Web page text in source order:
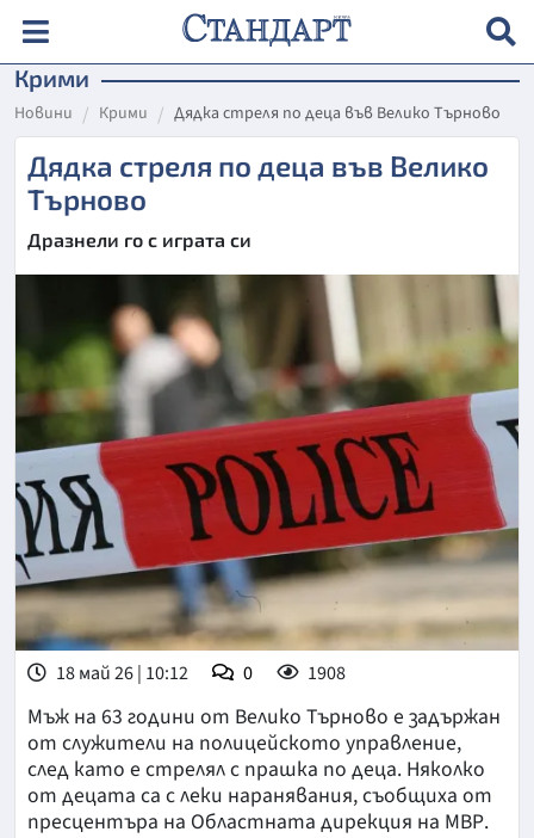
Крими
Новини Крими Дядка стреля по деца във Велико Търново
Дядка стреля по деца във Велико
Търново
Дразнели го с играта си
18 май 26 | 10:12 0 1908
Мъж на 63 години от Велико Търново е задържан
от служители на полицейското управление,
след като е стрелял с прашка по деца. Няколко
от децата са с леки наранявания, съобщиха от
пресцентъра на Областната дирекция на МВР.